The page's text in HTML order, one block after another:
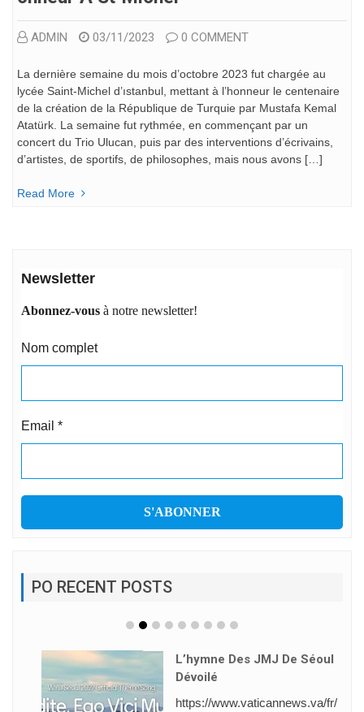
ADMIN 03/11/2023 0 COMMENT
La dernière semaine du mois d’octobre 2023 fut chargée au
lycée Saint-Michel d’ıstanbul, mettant à l’honneur le centenaire
de la création de la République de Turquie par Mustafa Kemal
Atatürk. La semaine fut rythmée, en commençant par un
concert du Trio Ulucan, puis par des interventions d’écrivains,
d’artistes, de sportifs, de philosophes, mais nous avons […]
Read More
Newsletter
Abonnez-vous à notre newsletter!
Nom complet
Email *
PO RECENT POSTS
L’hymne Des JMJ De Séoul
Dévoilé
https://www.vaticannews.va/fr/